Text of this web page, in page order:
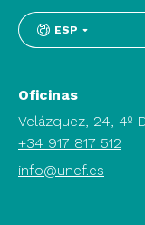
ESP
Oficinas
Velázquez, 24, 4º
+34 917 817 512
info@unef.es